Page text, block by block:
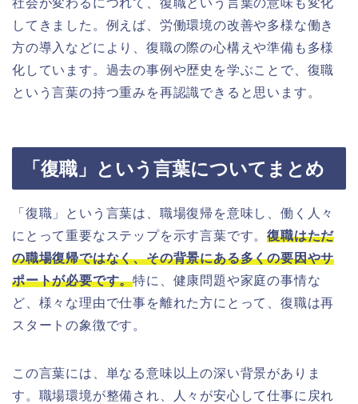
社会が変わるにつれて、復職という言葉の意味も変化
してきました。例えば、労働環境の改善や多様な働き
方の導入などにより、復職の際の心構えや準備も多様
化しています。過去の事例や歴史を学ぶことで、復職
という言葉の持つ重みを再認識できると思います。
「復職」という言葉についてまとめ
「復職」という言葉は、職場復帰を意味し、働く人々
にとって重要なステップを示す言葉です。復職はただ
の職場復帰ではなく、その背景にある多くの要因やサ
ポートが必要です。特に、健康問題や家庭の事情な
ど、様々な理由で仕事を離れた方にとって、復職は再
スタートの象徴です。
この言葉には、単なる意味以上の深い背景がありま
す。職場環境が整備され、人々が安心して仕事に戻れ